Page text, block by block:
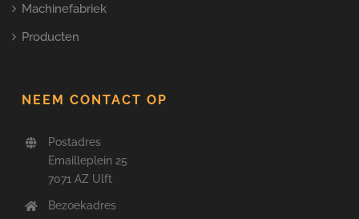
Machinefabriek
Producten
NEEM CONTACT OP
Postadres
Emailleplein 25
7071 AZ Ulft
Bezoekadres